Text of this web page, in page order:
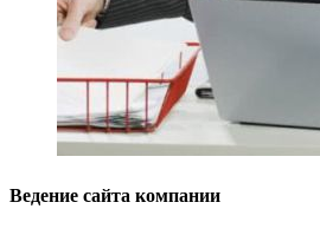
Ведение сайта компании